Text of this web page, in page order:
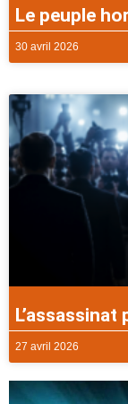
Le peuple
30 avril 2026
L’assassinat
27 avril 2026